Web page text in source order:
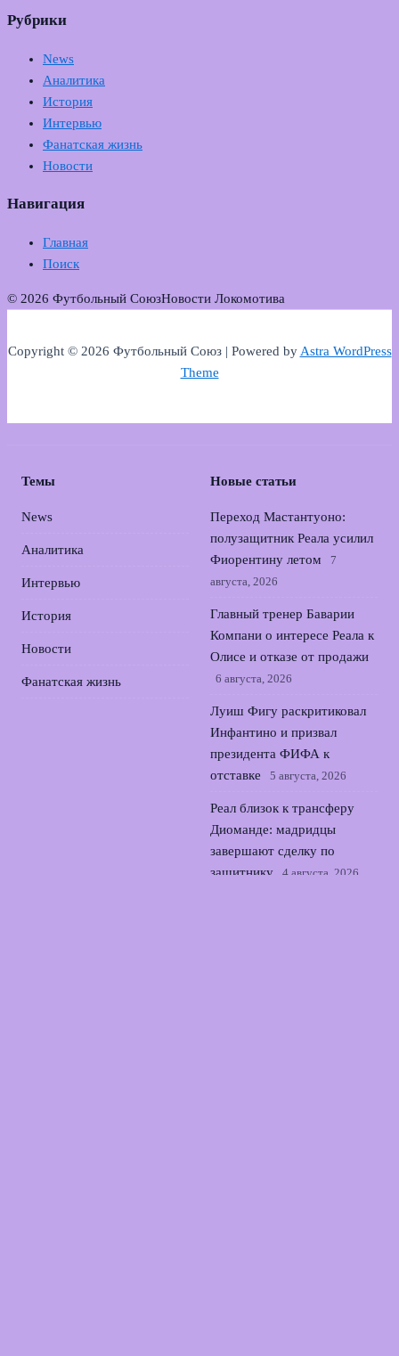
Рубрики
News
Аналитика
История
Интервью
Фанатская жизнь
Новости
Навигация
Главная
Поиск
© 2026 Футбольный СоюзНовости Локомотива
Copyright © 2026 Футбольный Союз | Powered byAstra WordPress
Theme
Темы
News
Аналитика
Интервью
История
Новости
Фанатская жизнь
Новые статьи
Переход Мастантуоно:
полузащитник Реала усилил
Фиорентину летом
7
августа, 2026
Главный тренер Баварии
Компани о интересе Реала к
Олисе и отказе от продажи
6 августа, 2026
Луиш Фигу раскритиковал
Инфантино и призвал
президента ФИФА к
отставке
5 августа, 2026
Реал близок к трансферу
Диоманде: мадридцы
завершают сделку по
защитнику
4 августа, 2026